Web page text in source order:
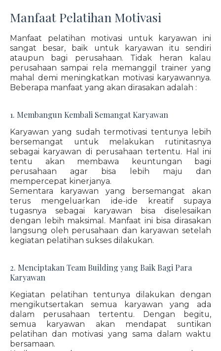
Manfaat Pelatihan Motivasi
Manfaat pelatihan motivasi untuk karyawan ini
sangat besar, baik untuk karyawan itu sendiri
ataupun bagi perusahaan. Tidak heran kalau
perusahaan sampai rela memanggil trainer yang
mahal demi meningkatkan motivasi karyawannya.
Beberapa manfaat yang akan dirasakan adalah :
1. Membangun Kembali Semangat Karyawan
Karyawan yang sudah termotivasi tentunya lebih
bersemangat untuk melakukan rutinitasnya
sebagai karyawan di perusahaan tertentu. Hal ini
tentu akan membawa keuntungan bagi
perusahaan agar bisa lebih maju dan
mempercepat kinerjanya.
Sementara karyawan yang bersemangat akan
terus mengeluarkan ide-ide kreatif supaya
tugasnya sebagai karyawan bisa diselesaikan
dengan lebih maksimal. Manfaat ini bisa dirasakan
langsung oleh perusahaan dan karyawan setelah
kegiatan pelatihan sukses dilakukan.
2. Menciptakan Team Building yang Baik Bagi Para
Karyawan
Kegiatan pelatihan tentunya dilakukan dengan
mengikutsertakan semua karyawan yang ada
dalam perusahaan tertentu. Dengan begitu,
semua karyawan akan mendapat suntikan
pelatihan dan motivasi yang sama dalam waktu
bersamaan.